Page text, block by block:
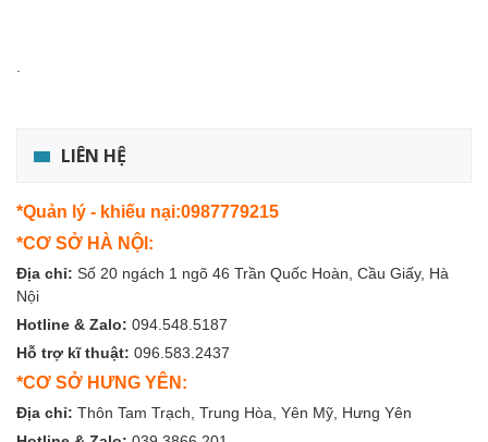
LIÊN HỆ
*Quản lý - khiếu nại:0987779215
*CƠ SỞ HÀ NỘI:
Địa chỉ: Số 20 ngách 1 ngõ 46 Trần Quốc Hoàn, Cầu Giấy, Hà
Nội
Hotline & Zalo: 094.548.5187
Hỗ trợ kĩ thuật: 096.583.2437
*CƠ SỞ HƯNG YÊN:
Địa chỉ: Thôn Tam Trạch, Trung Hòa, Yên Mỹ, Hưng Yên